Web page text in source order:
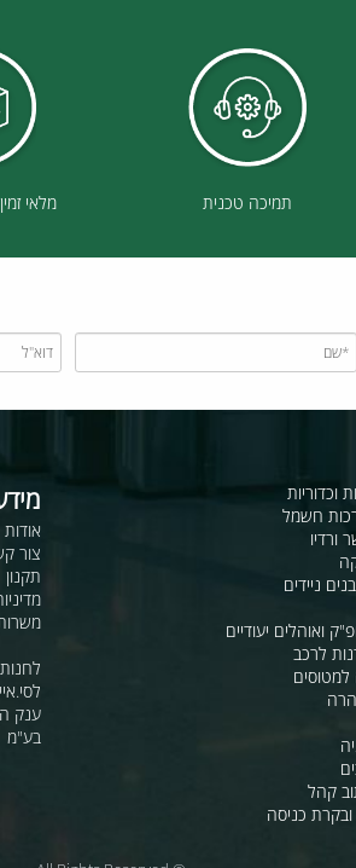
תמיכה טכנית מלאי זמין
יעודיים
מידע
אודות
צור קשר
מדיניות
משרות
לחנות